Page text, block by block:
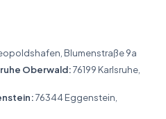
Blumenstraße 9a
Oberwald:76199 Karlsruhe,
76344 Eggenstein,